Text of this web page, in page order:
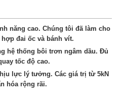
năng cao. Chúng tôi đã làm cho
đai ốc và bánh vít.
hệ thống bôi trơn ngâm dầu. Đủ
tốc độ cao.
lực lý tưởng. Các giá trị từ 5kN
hóa rộng rãi.